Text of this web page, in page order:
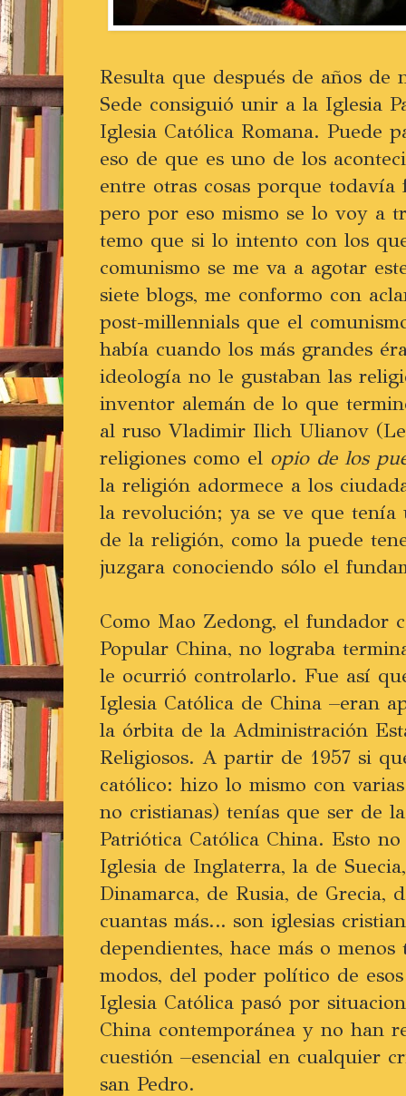
Resulta que después de años de
Sede consiguió unir a la Iglesia
Iglesia Católica Romana. Puede
eso de que es uno de los
entre otras cosas porque
pero por eso mismo se lo voy a
temo que si lo intento con los
comunismo se me va a agotar
siete blogs, me conformo con
post-millennials que el
había cuando los más grandes
ideología no le gustaban las
inventor alemán de lo que
al ruso Vladimir Ilich Ulianov
religiones como el opio de los
la religión adormece a los
la revolución; ya se ve que tenía
de la religión, como la puede
juzgara conociendo sólo el
Como Mao Zedong, el fundador
Popular China, no lograba
le ocurrió controlarlo. Fue así
Iglesia Católica de China –eran
la órbita de la Administración
Religiosos. A partir de 1957 si
católico: hizo lo mismo con
no cristianas) tenías que ser de
Patriótica Católica China. Esto
Iglesia de Inglaterra, la de
Dinamarca, de Rusia, de Grecia,
cuantas más… son iglesias
dependientes, hace más o
modos, del poder político de
Iglesia Católica pasó por
China contemporánea y no han
cuestión –esencial en cualquier
san Pedro.